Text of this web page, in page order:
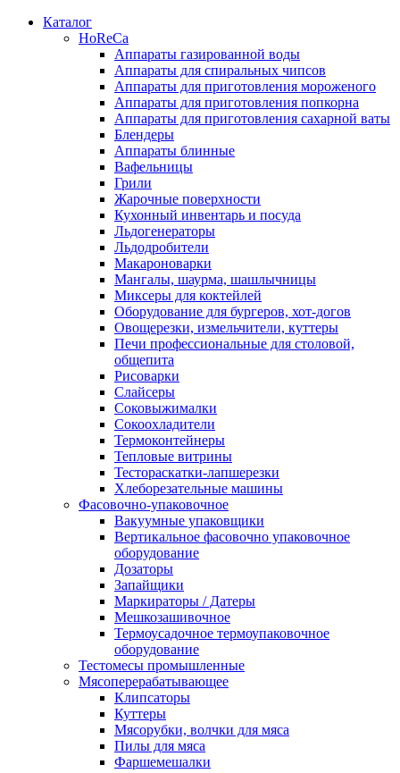
Каталог
HoReCa
Аппараты газированной воды
Аппараты для спиральных чипсов
Аппараты для приготовления мороженого
Аппараты для приготовления попкорна
Аппараты для приготовления сахарной ваты
Блендеры
Аппараты блинные
Вафельницы
Грили
Жарочные поверхности
Кухонный инвентарь и посуда
Льдогенераторы
Льдодробители
Макароноварки
Мангалы, шаурма, шашлычницы
Миксеры для коктейлей
Оборудование для бургеров, хот-догов
Овощерезки, измельчители, куттеры
Печи профессиональные для столовой,
общепита
Рисоварки
Слайсеры
Соковыжималки
Сокоохладители
Термоконтейнеры
Тепловые витрины
Тестораскатки-лапшерезки
Хлеборезательные машины
Фасовочно-упаковочное
Вакуумные упаковщики
Вертикальное фасовочно упаковочное
оборудование
Дозаторы
Запайщики
Маркираторы / Датеры
Мешкозашивочное
Термоусадочное термоупаковочное
оборудование
Тестомесы промышленные
Мясоперерабатывающее
Клипсаторы
Куттеры
Мясорубки, волчки для мяса
Пилы для мяса
Фаршемешалки